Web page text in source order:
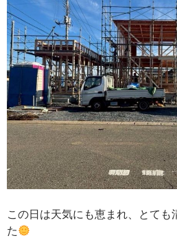
この日は天気にも恵まれ、とても
た